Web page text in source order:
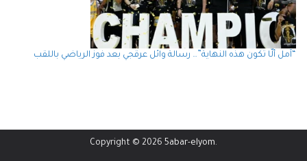
“آمل ألّا تكون هذه النهاية”… رسالة وائل عرقجي بعد فوز الرياضي باللقب
Copyright © 2026 5abar-elyom.